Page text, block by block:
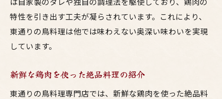
特性を引き出す工夫が凝らされています。これにより、
東通りの鳥料理は他では味わえない奥深い味わいを実現
しています。
新鮮な鶏肉を使った絶品料理の紹介
東通りの鳥料理専門店では、新鮮な鶏肉を使った絶品料